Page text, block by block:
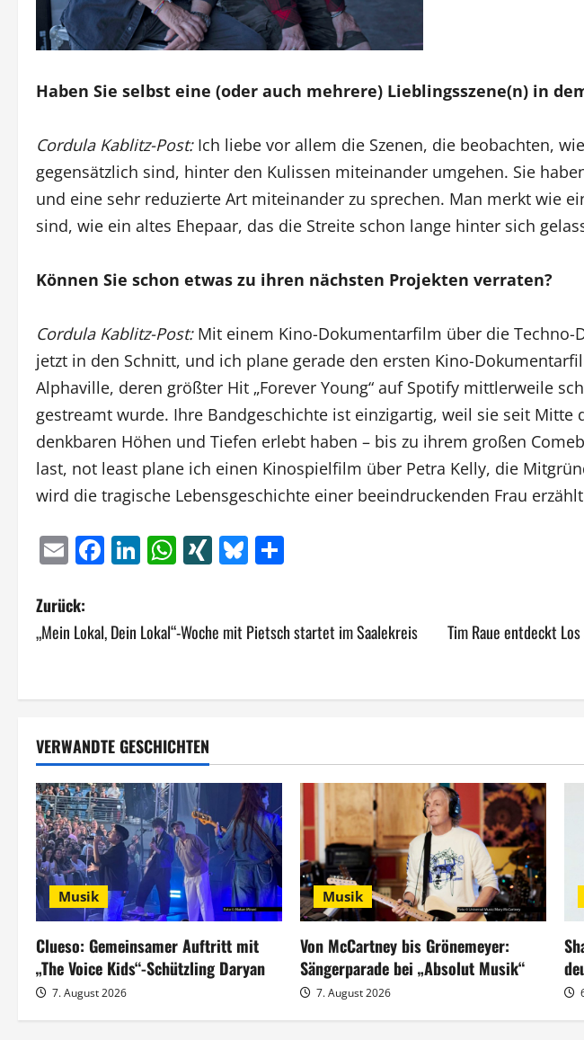
Haben Sie selbst eine (oder auch mehrere) Lieblingsszene(n) in
Cordula Kablitz-Post:Ich liebe vor allem die Szenen, die beobachten,
gegensätzlich sind, hinter den Kulissen miteinander umgehen. Sie
und eine sehr reduzierte Art miteinander zu sprechen. Man merkt wie
sind, wie ein altes Ehepaar, das die Streite schon lange hinter sich
Können Sie schon etwas zu ihren nächsten Projekten verraten?
Cordula Kablitz-Post:Mit einem Kino-Dokumentarfilm über die Techno-
jetzt in den Schnitt, und ich plane gerade den ersten Kino-
Alphaville, deren größter Hit „Forever Young“ auf Spotify mittlerweile
gestreamt wurde. Ihre Bandgeschichte ist einzigartig, weil sie seit Mitte
denkbaren Höhen und Tiefen erlebt haben – bis zu ihrem großen
last, not least plane ich einen Kinospielfilm über Petra Kelly, die
wird die tragische Lebensgeschichte einer beeindruckenden Frau
EmailFacebook
LinkedIn
WhatsApp
XINGBluesky
B
e
r
a
g
s
n
a
v
i
Zurück:
„Mein Lokal, Dein Lokal“-Woche mit Pietsch startet im Saalekreis
Tim Raue entdeckt
VERWANDTE GESCHICHTEN
Musik
Clueso: Gemeinsamer Auftritt mit
„The Voice Kids“-Schützling Daryan
7. August 2026
Musik
Von McCartney bis Grönemeyer:
Sängerparade bei „Absolut Musik“
7. August 2026